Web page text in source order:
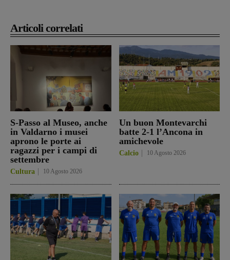
Articoli correlati
S-Passo al Museo, anche
in Valdarno i musei
aprono le porte ai
ragazzi per i campi di
settembre
Cultura 10 Agosto 2026
Un buon Montevarchi
batte 2-1 l’Ancona in
amichevole
Calcio 10 Agosto 2026